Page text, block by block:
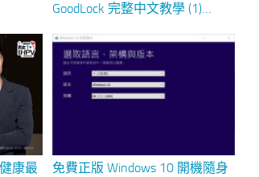
GoodLock 完整中文教學 (1)
首頁自訂多供強化通知加強
康最
免費正版 Windows 10 開機隨身